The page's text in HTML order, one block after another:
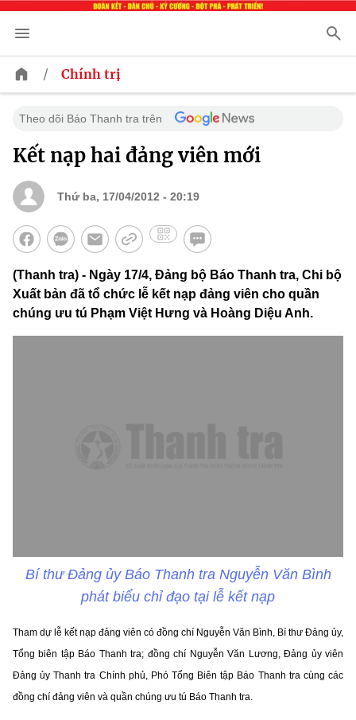
/ Chính trị
Theo dõi Báo Thanh tra trên
Kết nạp hai đảng viên mới
Thứ ba, 17/04/2012 - 20:19
(Thanh tra) - Ngày 17/4, Đảng bộ Báo Thanh tra, Chi bộ
Xuất bản đã tổ chức lễ kết nạp đảng viên cho quần
chúng ưu tú Phạm Việt Hưng và Hoàng Diệu Anh.
Bí thư Đảng ủy Báo Thanh tra Nguyễn Văn Bình
phát biểu chỉ đạo tại lễ kết nạp
Tham dự lễ kết nạp đảng viên có đồng chí Nguyễn Văn Bình, Bí thư Đảng ủy,
Tổng biên tập Báo Thanh tra; đồng chí Nguyễn Văn Lương, Đảng ủy viên
Đảng ủy Thanh tra Chính phủ, Phó Tổng Biên tập Báo Thanh tra cùng các
đồng chí đảng viên và quần chúng ưu tú Báo Thanh tra.